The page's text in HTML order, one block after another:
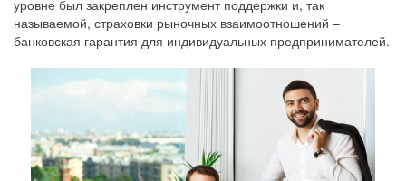
уровне был закреплен инструмент поддержки и, так
называемой, страховки рыночных взаимоотношений –
банковская гарантия для индивидуальных предпринимателей.